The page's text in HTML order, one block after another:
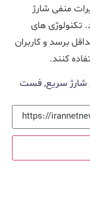
منفی شارژ
تکنولوژی های
برسد و کاربران
کنند.
شارژ سریع,فست